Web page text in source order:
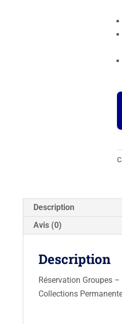
Description
Avis (0)
Description
Réservation Groupes
Collections